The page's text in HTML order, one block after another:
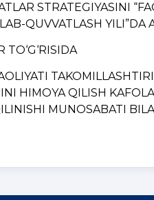
STRATЕGIYASINI
QUVVATLASH
TO‘G‘RISIDA
HIMOYA QILISH
MUNOSABATI